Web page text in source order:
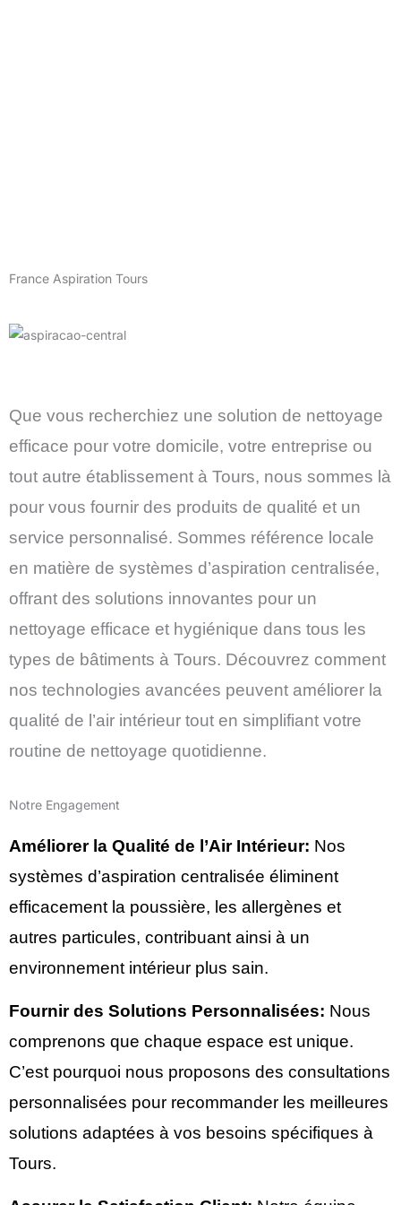
France Aspiration Tours
Que vous recherchiez une solution de nettoyage
efficace pour votre domicile, votre entreprise ou
tout autre établissement à Tours, nous sommes là
pour vous fournir des produits de qualité et un
service personnalisé. Sommes référence locale
en matière de systèmes d’aspiration centralisée,
offrant des solutions innovantes pour un
nettoyage efficace et hygiénique dans tous les
types de bâtiments à Tours. Découvrez comment
nos technologies avancées peuvent améliorer la
qualité de l’air intérieur tout en simplifiant votre
routine de nettoyage quotidienne.
Notre Engagement
Améliorer la Qualité de l’Air Intérieur: Nos
systèmes d’aspiration centralisée éliminent
efficacement la poussière, les allergènes et
autres particules, contribuant ainsi à un
environnement intérieur plus sain.
Fournir des Solutions Personnalisées: Nous
comprenons que chaque espace est unique.
C’est pourquoi nous proposons des consultations
personnalisées pour recommander les meilleures
solutions adaptées à vos besoins spécifiques à
Tours.